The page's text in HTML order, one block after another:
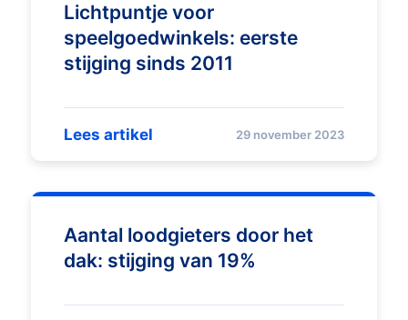
Lichtpuntje voor
speelgoedwinkels: eerste
stijging sinds 2011
Lees artikel 29 november 2023
Aantal loodgieters door het
dak: stijging van 19%